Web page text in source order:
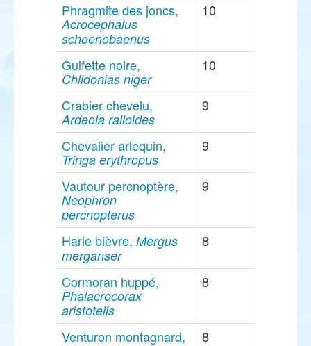
Phragmite des joncs,
Acrocephalus
schoenobaenus
10
Guifette noire,
Chlidonias niger
10
Crabier chevelu,
Ardeola ralloides
9
Chevalier arlequin,
Tringa erythropus
9
Vautour percnoptère,
Neophron
percnopterus
9
Harle bièvre, Mergus
merganser
8
Cormoran huppé,
Phalacrocorax
aristotelis
8
Venturon montagnard, 8